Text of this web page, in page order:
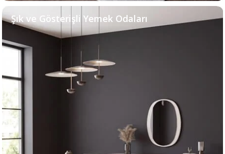
Şık ve Gösterişli Yemek Odaları